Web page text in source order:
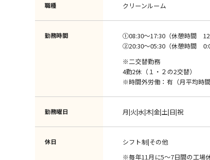
職種 クリーンルーム
勤務時間
①08:30～17:30（休憩時間
②20:30～05:30（休憩時間
※二交替勤務
4勤2休（１・２の2交替）
※時間外労働：有（月平均時
勤務曜日 月|火|水|木|金|土|日|祝
休日
シフト制|その他
※毎年11月に5～7日間の工